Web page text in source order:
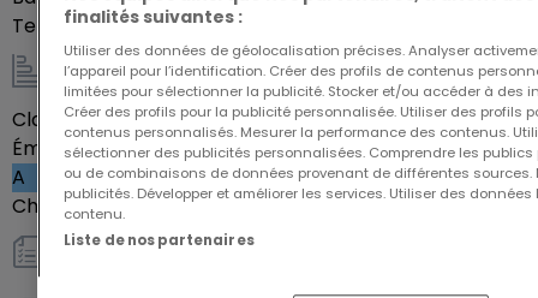
votre quotidien.
La livraison de cet appartement est prévue pour le
1er Trimestre 2026, vous offrant ainsi le temps
nécessaire pour planifier sereinement votre
installation.
Ne laissez pas passer cette occasion unique de
vivre dans un cadre idyllique, alliant confort,
sécurité et rentabilité. Contactez-nous dès
aujourd'hui pour obtenir plus d'informations sur cet
TerrasseOui
Energie / Chauffage
Classe énergétiqueVide
Émission de gaz à effet de serre (GES)
A
Chauffage au gazOui
finalités suivantes :
Utiliser des données de géolocalisation précises. Analyser
l’appareil pour l’identification. Créer des profils de contenus
limitées pour sélectionner la publicité. Stocker et/ou accéder à des
Créer des profils pour la publicité personnalisée. Utiliser des profils
contenus personnalisés. Mesurer la performance des contenus.
sélectionner des publicités personnalisées. Comprendre les
ou de combinaisons de données provenant de différentes sources.
publicités. Développer et améliorer les services. Utiliser des
contenu.
Liste de nos partenaires